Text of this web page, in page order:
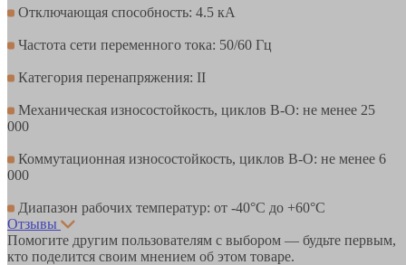
Отключающая способность: 4.5 кА
Частота сети переменного тока: 50/60 Гц
Категория перенапряжения: II
Механическая износостойкость, циклов В-О: не менее 25
000
Коммутационная износостойкость, циклов В-О: не менее 6
000
Диапазон рабочих температур: от -40°С до +60°С
Отзывы
Помогите другим пользователям с выбором — будьте первым,
кто поделится своим мнением об этом товаре.